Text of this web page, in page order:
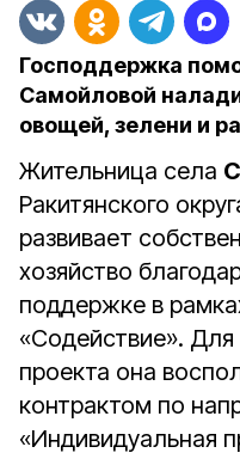
Господдержка
Самойловой
овощей, зелени и
Жительница села
Ракитянского
развивает
хозяйство
поддержке в
«Содействие». Для
проекта она
контрактом по
«Индивидуальная